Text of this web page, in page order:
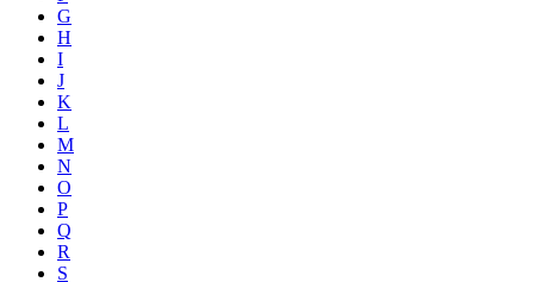
G
H
I
J
K
L
M
N
O
P
Q
R
S